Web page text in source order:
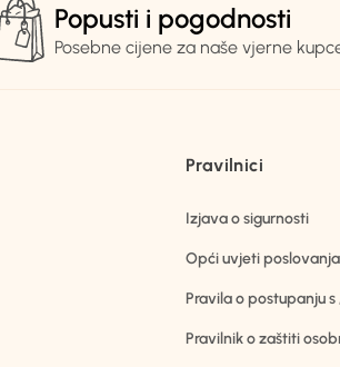
Popusti i pogodnosti
Posebne cijene za naše vjerne
Pravilnici
Izjava o sigurnosti
Opći uvjeti poslovanja
Pravila o postupanju s
Pravilnik o zaštiti